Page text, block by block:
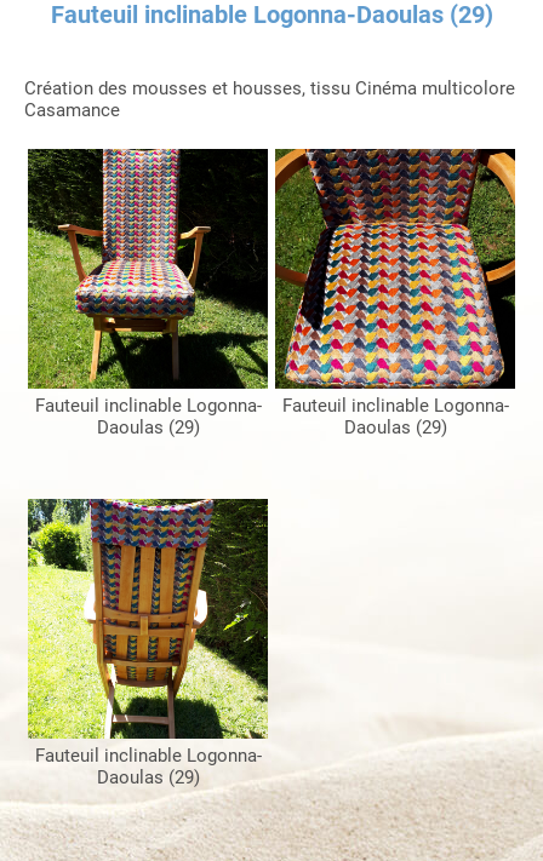
Fauteuil inclinable Logonna-Daoulas (29)
Création des mousses et housses, tissu Cinéma multicolore
Casamance
Fauteuil inclinable Logonna-
Daoulas (29)
Fauteuil inclinable Logonna-
Daoulas (29)
Fauteuil inclinable Logonna-
Daoulas (29)